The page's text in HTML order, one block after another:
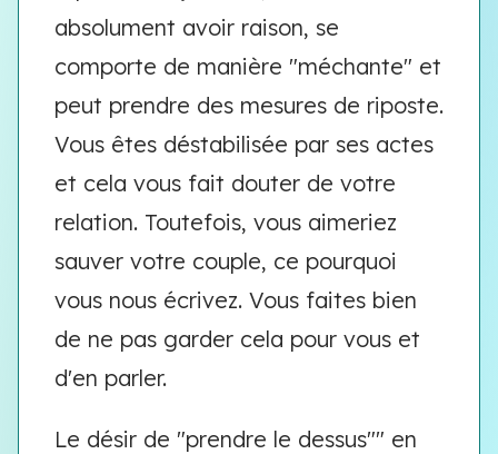
absolument avoir raison, se
comporte de manière "méchante" et
peut prendre des mesures de riposte.
Vous êtes déstabilisée par ses actes
et cela vous fait douter de votre
relation. Toutefois, vous aimeriez
sauver votre couple, ce pourquoi
vous nous écrivez. Vous faites bien
de ne pas garder cela pour vous et
d'en parler.
Le désir de "prendre le dessus"" en